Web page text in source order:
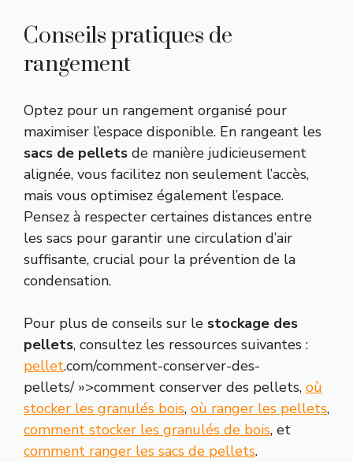
Conseils pratiques de
rangement
Optez pour un rangement organisé pour
maximiser l’espace disponible. En rangeant les
sacs de pellets de manière judicieusement
alignée, vous facilitez non seulement l’accès,
mais vous optimisez également l’espace.
Pensez à respecter certaines distances entre
les sacs pour garantir une circulation d’air
suffisante, crucial pour la prévention de la
condensation.
Pour plus de conseils sur le stockage des
pellets, consultez les ressources suivantes :
pellet.com/comment-conserver-des-
pellets/ »>comment conserver des pellets, où
stocker les granulés bois, où ranger les pellets,
comment stocker les granulés de bois, et
comment ranger les sacs de pellets.